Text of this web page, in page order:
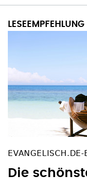
EVANGELISCH.DE-
Die